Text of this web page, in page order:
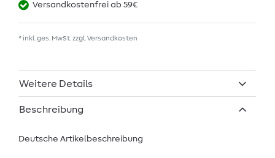
Versandkostenfrei ab 59€
* inkl. ges. MwSt. zzgl.Versandkosten
Weitere Details
Beschreibung
Deutsche Artikelbeschreibung